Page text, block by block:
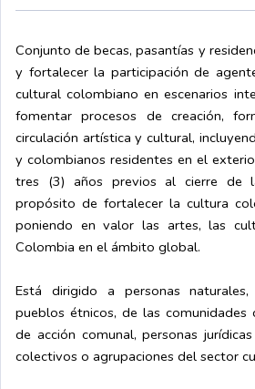
Conjunto de becas, pasantías y
y fortalecer la participación de
cultural colombiano en escenarios int
fomentar procesos de creación,
circulación artística y cultural,
y colombianos residentes en el
tres (3) años previos al cierre de
propósito de fortalecer la cultura
poniendo en valor las artes, las
Colombia en el ámbito global.
Está dirigido a personas
pueblos étnicos, de las comunidades
de acción comunal, personas
colectivos o agrupaciones del sector